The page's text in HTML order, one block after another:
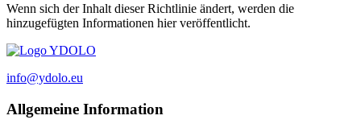
Wenn sich der Inhalt dieser Richtlinie ändert, werden die
hinzugefügten Informationen hier veröffentlicht.
info@ydolo.eu
Allgemeine Information